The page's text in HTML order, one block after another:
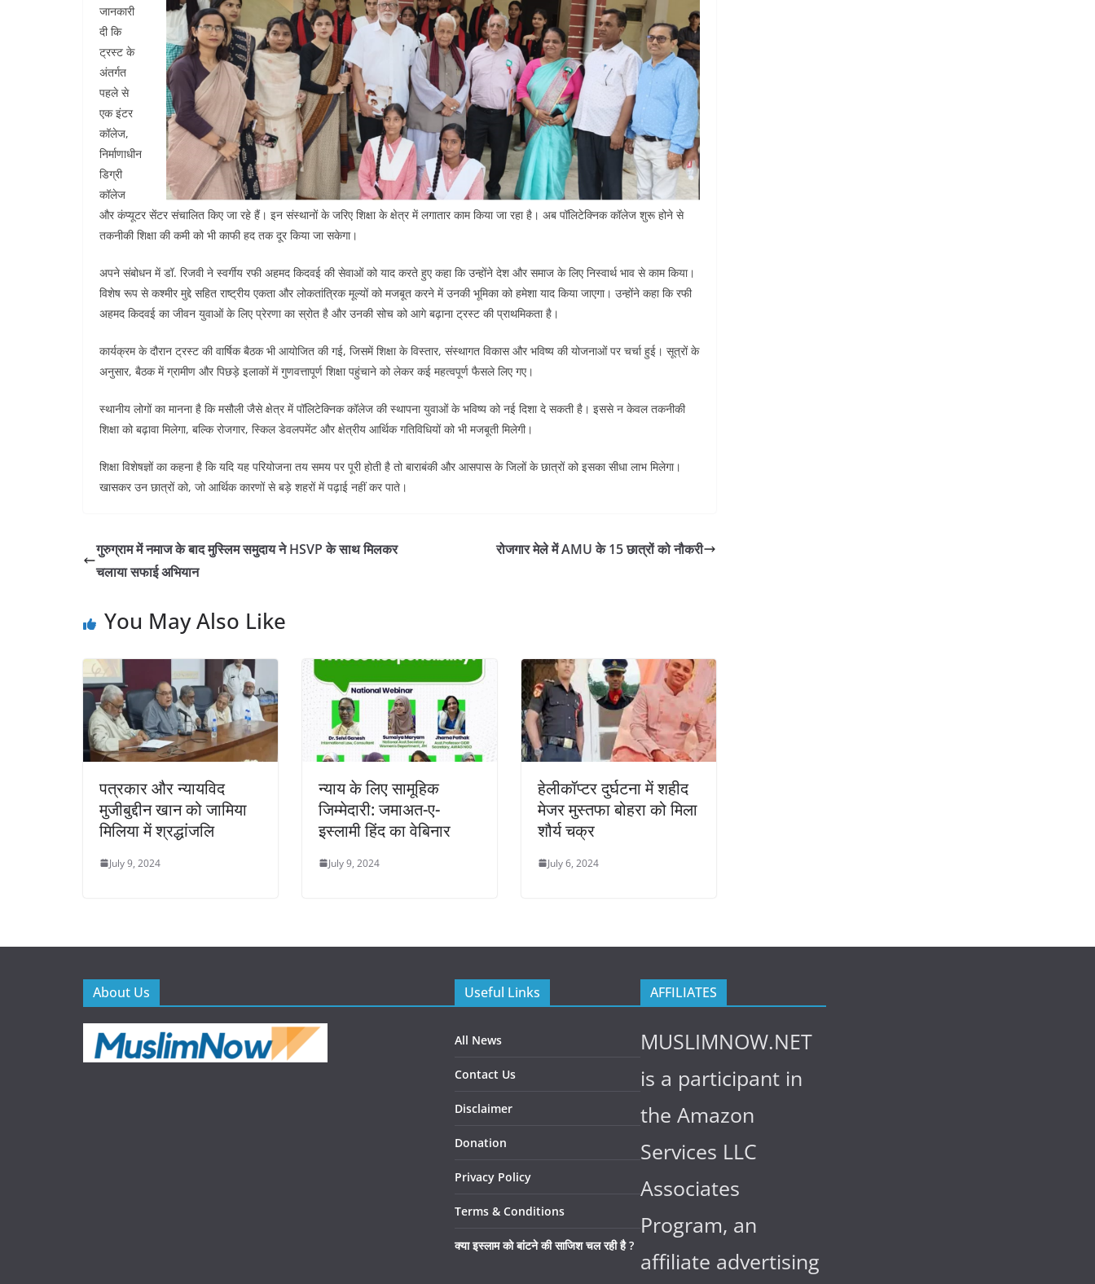
जानकारी
दी कि
ट्रस्ट के
अंतर्गत
पहले से
एक इंटर
कॉलेज,
निर्माणाधीन
डिग्री
कॉलेज
और कंप्यूटर सेंटर संचालित किए जा रहे हैं। इन संस्थानों के जरिए शिक्षा के क्षेत्र में लगातार काम किया जा रहा है। अब पॉलिटेक्निक कॉलेज शुरू होने से
तकनीकी शिक्षा की कमी को भी काफी हद तक दूर किया जा सकेगा।
अपने संबोधन में डॉ. रिजवी ने स्वर्गीय रफी अहमद किदवई की सेवाओं को याद करते हुए कहा कि उन्होंने देश और समाज के लिए निस्वार्थ भाव से काम किया।
विशेष रूप से कश्मीर मुद्दे सहित राष्ट्रीय एकता और लोकतांत्रिक मूल्यों को मजबूत करने में उनकी भूमिका को हमेशा याद किया जाएगा। उन्होंने कहा कि रफी
अहमद किदवई का जीवन युवाओं के लिए प्रेरणा का स्रोत है और उनकी सोच को आगे बढ़ाना ट्रस्ट की प्राथमिकता है।
कार्यक्रम के दौरान ट्रस्ट की वार्षिक बैठक भी आयोजित की गई, जिसमें शिक्षा के विस्तार, संस्थागत विकास और भविष्य की योजनाओं पर चर्चा हुई। सूत्रों के
अनुसार, बैठक में ग्रामीण और पिछड़े इलाकों में गुणवत्तापूर्ण शिक्षा पहुंचाने को लेकर कई महत्वपूर्ण फैसले लिए गए।
स्थानीय लोगों का मानना है कि मसौली जैसे क्षेत्र में पॉलिटेक्निक कॉलेज की स्थापना युवाओं के भविष्य को नई दिशा दे सकती है। इससे न केवल तकनीकी
शिक्षा को बढ़ावा मिलेगा, बल्कि रोजगार, स्किल डेवलपमेंट और क्षेत्रीय आर्थिक गतिविधियों को भी मजबूती मिलेगी।
शिक्षा विशेषज्ञों का कहना है कि यदि यह परियोजना तय समय पर पूरी होती है तो बाराबंकी और आसपास के जिलों के छात्रों को इसका सीधा लाभ मिलेगा।
खासकर उन छात्रों को, जो आर्थिक कारणों से बड़े शहरों में पढ़ाई नहीं कर पाते।
गुरुग्राम में नमाज के बाद मुस्लिम समुदाय ने HSVP के साथ मिलकर
चलाया सफाई अभियान
रोजगार मेले में AMU के 15 छात्रों को नौकरी
You May Also Like
पत्रकार और न्यायविद
मुजीबुद्दीन खान को जामिया
मिलिया में श्रद्धांजलि
July 9, 2024
न्याय के लिए सामूहिक
जिम्मेदारी: जमाअत-ए-
इस्लामी हिंद का वेबिनार
July 9, 2024
हेलीकॉप्टर दुर्घटना में शहीद
मेजर मुस्तफा बोहरा को मिला
शौर्य चक्र
July 6, 2024
About Us Useful Links
All News
Contact Us
Disclaimer
Donation
Privacy Policy
Terms & Conditions
क्या इस्लाम को बांटने की साजिश चल रही है ?
AFFILIATES
MUSLIMNOW.NET
is a participant in
the Amazon
Services LLC
Associates
Program, an
affiliate advertising